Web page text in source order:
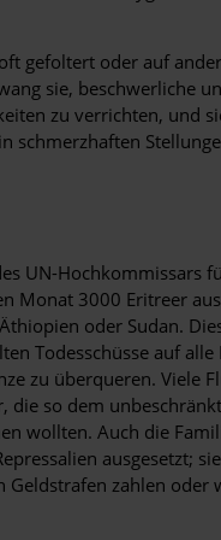
gefoltert oder auf
sie, beschwerliche
zu verrichten, und
schmerzhaften
UN-Hochkommissars
Monat 3000 Eritreer
oder Sudan.
Todesschüsse auf alle
zu überqueren. Viele
die so dem
wollten. Auch die
ausgesetzt;
Geldstrafen zahlen oder